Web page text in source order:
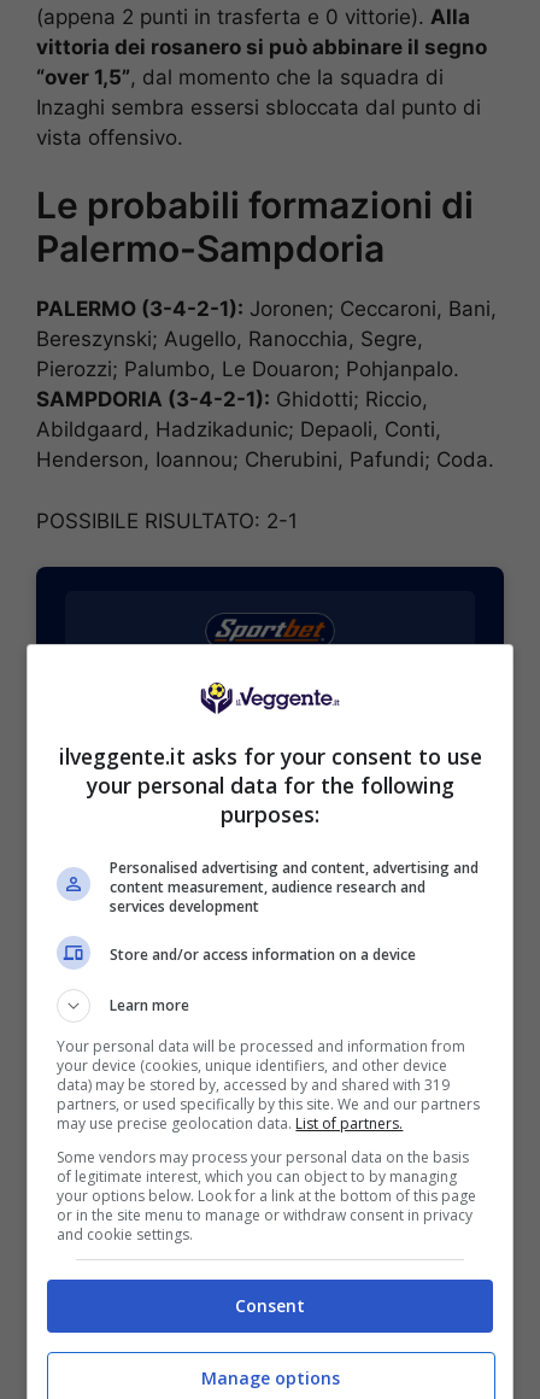
(appena 2 punti in trasferta e 0 vittorie). Alla
vittoria dei rosanero si può abbinare il segno
“over 1,5”, dal momento che la squadra di
Inzaghi sembra essersi sbloccata dal punto di
vista offensivo.
Le probabili formazioni di
Palermo-Sampdoria
PALERMO (3-4-2-1): Joronen; Ceccaroni, Bani,
Bereszynski; Augello, Ranocchia, Segre,
Pierozzi; Palumbo, Le Douaron; Pohjanpalo.
SAMPDORIA (3-4-2-1): Ghidotti; Riccio,
Abildgaard, Hadzikadunic; Depaoli, Conti,
Henderson, Ioannou; Cherubini, Pafundi; Coda.
POSSIBILE RISULTATO: 2-1
BONUS SPORTBET: 100€ SUBITO
rimborso
Bonus 50€ senza deposito sport + fino a 50€ di
bonus rimborso sul primo deposito
200€
VERIFICA
BONUS BENVENUTO GOLDBET: 2.050€
Fino a 2050€ sport e casino
Per i nuovi registrati: 100% fino a 2.000€ in Bonus
Scommesse + 50% del primo deposito fino a 50€
2050€
VERIFICA
Mostra Informazioni
ilveggente.it asks for your consent to use
your personal data for the following
purposes:
Personalised advertising and content, advertising and
content measurement, audience research and
services development
Store and/or access information on a device
Learn more
Your personal data will be processed and information from
your device (cookies, unique identifiers, and other device
data) may be stored by, accessed by and shared with 319
partners, or used specifically by this site. We and our partners
may use precise geolocation data. List of partners.
Some vendors may process your personal data on the basis
of legitimate interest, which you can object to by managing
your options below. Look for a link at the bottom of this page
or in the site menu to manage or withdraw consent in privacy
and cookie settings.
Consent
Manage options